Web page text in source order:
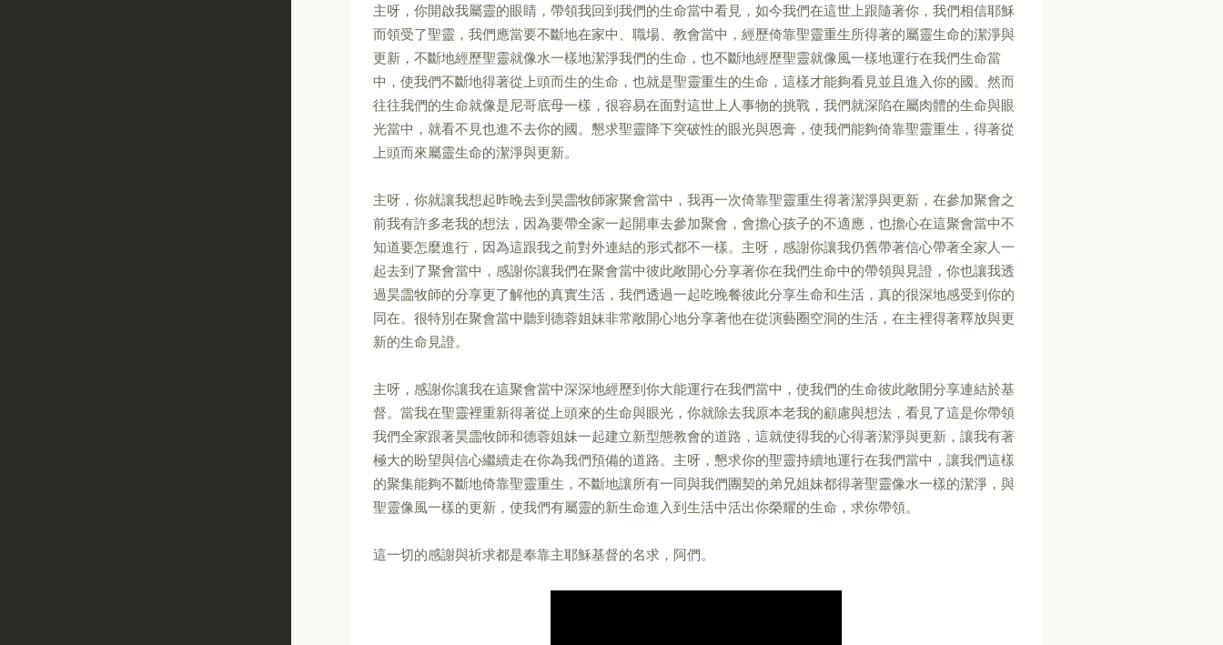
主呀，你開啟我屬靈的眼睛，帶領我回到我們的生命當中看見，如今我們在這世上跟隨著你，我們相信耶穌
而領受了聖靈，我們應當要不斷地在家中、職場、教會當中，經歷倚靠聖靈重生所得著的屬靈生命的潔淨與
更新，不斷地經歷聖靈就像水一樣地潔淨我們的生命，也不斷地經歷聖靈就像風一樣地運行在我們生命當
中，使我們不斷地得著從上頭而生的生命，也就是聖靈重生的生命，這樣才能夠看見並且進入你的國。然而
往往我們的生命就像是尼哥底母一樣，很容易在面對這世上人事物的挑戰，我們就深陷在屬肉體的生命與眼
光當中，就看不見也進不去你的國。懇求聖靈降下突破性的眼光與恩膏，使我們能夠倚靠聖靈重生，得著從
上頭而來屬靈生命的潔淨與更新。
主呀，你就讓我想起昨晚去到昊霝牧師家聚會當中，我再一次倚靠聖靈重生得著潔淨與更新，在參加聚會之
前我有許多老我的想法，因為要帶全家一起開車去參加聚會，會擔心孩子的不適應，也擔心在這聚會當中不
知道要怎麼進行，因為這跟我之前對外連結的形式都不一樣。主呀，感謝你讓我仍舊帶著信心帶著全家人一
起去到了聚會當中，感謝你讓我們在聚會當中彼此敞開心分享著你在我們生命中的帶領與見證，你也讓我透
過昊霝牧師的分享更了解他的真實生活，我們透過一起吃晚餐彼此分享生命和生活，真的很深地感受到你的
同在。很特別在聚會當中聽到德蓉姐妹非常敞開心地分享著他在從演藝圈空洞的生活，在主裡得著釋放與更
新的生命見證。
主呀，感謝你讓我在這聚會當中深深地經歷到你大能運行在我們當中，使我們的生命彼此敞開分享連結於基
督。當我在聖靈裡重新得著從上頭來的生命與眼光，你就除去我原本老我的顧慮與想法，看見了這是你帶領
我們全家跟著昊霝牧師和德蓉姐妹一起建立新型態教會的道路，這就使得我的心得著潔淨與更新，讓我有著
極大的盼望與信心繼續走在你為我們預備的道路。主呀，懇求你的聖靈持續地運行在我們當中，讓我們這樣
的聚集能夠不斷地倚靠聖靈重生，不斷地讓所有一同與我們團契的弟兄姐妹都得著聖靈像水一樣的潔淨，與
聖靈像風一樣的更新，使我們有屬靈的新生命進入到生活中活出你榮耀的生命，求你帶領。
這一切的感謝與祈求都是奉靠主耶穌基督的名求，阿們。